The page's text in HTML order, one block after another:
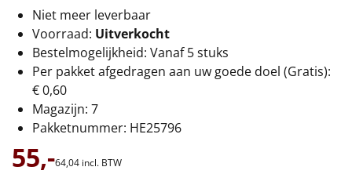
Alle kerstpakketten 2026
Thema
Origineel
Rituals
Niet meer leverbaar
Voorraad: Uitverkocht
Bestelmogelijkheid: Vanaf 5 stuks
Per pakket afgedragen aan uw goede doel (Gratis):
€ 0,60
Magazijn: 7
Pakketnummer: HE25796
55,-64,04 incl. BTW